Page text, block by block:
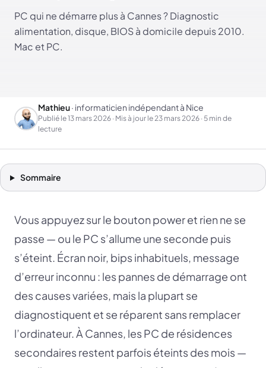
PC qui ne démarre plus à Cannes ? Diagnostic
alimentation, disque, BIOS à domicile depuis 2010.
Mac et PC.
Mathieu· informaticien indépendant à Nice
Publié le13 mars 2026 · Mis à jour le23 mars 2026 · 5 min de
lecture
Sommaire
Vous appuyez sur le bouton power et rien ne se
passe — ou le PC s’allume une seconde puis
s’éteint. Écran noir, bips inhabituels, message
d’erreur inconnu : les pannes de démarrage ont
des causes variées, mais la plupart se
diagnostiquent et se réparent sans remplacer
l’ordinateur. À Cannes, les PC de résidences
secondaires restent parfois éteints des mois —